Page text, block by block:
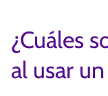
¿Cuáles
al usar